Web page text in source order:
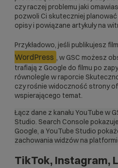
czy raczej problemu jaki
pozwoli Ci skuteczniej
opisy i powiązane artykuły na
Przykładowo, jeśli publikujesz
WordPress , w GSC możesz
trafiają z Google do filmu po
równolegle w raporcie
czy rośnie widoczność strony
wspierającego temat.
Łącz dane z kanału YouTube w
Studio. Search Console
Google, a YouTube Studio
zachowania widzów na
TikTok, Instagram,